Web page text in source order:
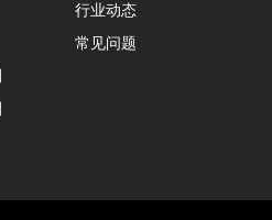
行业动态
常见问题